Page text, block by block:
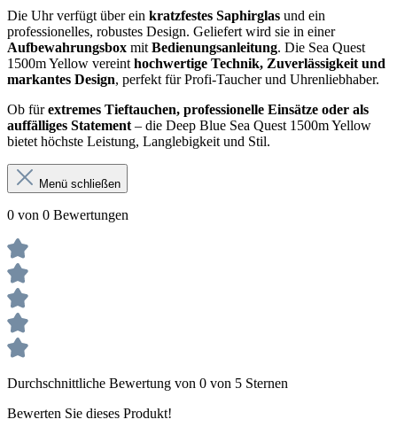
Die Uhr verfügt über ein kratzfestes Saphirglas und ein
professionelles, robustes Design. Geliefert wird sie in einer
Aufbewahrungsbox mit Bedienungsanleitung. Die Sea Quest
1500m Yellow vereint hochwertige Technik, Zuverlässigkeit und
markantes Design, perfekt für Profi-Taucher und Uhrenliebhaber.
Ob fürextremes Tieftauchen, professionelle Einsätze oder als
auffälliges Statement – die Deep Blue Sea Quest 1500m Yellow
bietet höchste Leistung, Langlebigkeit und Stil.
Menü schließen
0 von 0 Bewertungen
Durchschnittliche Bewertung von 0 von 5 Sternen
Bewerten Sie dieses Produkt!